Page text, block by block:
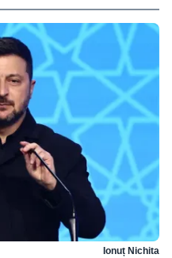
Ionuț Nichita